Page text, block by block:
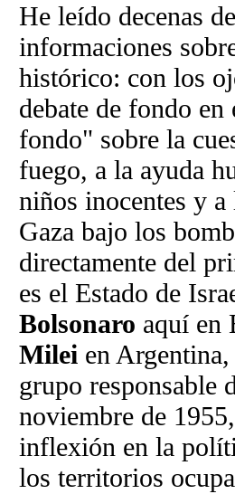
He leído decenas
informaciones
histórico: con los
debate de fondo
fondo" sobre la
fuego, a la ayuda
niños inocentes y
Gaza bajo los
directamente del
es el Estado de
Bolsonaro aquí
Milei en
grupo responsable
noviembre de
inflexión en la
los territorios